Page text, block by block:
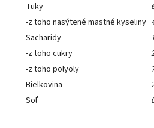
Tuky
-z toho nasýtené mastné kyseliny
Sacharidy
-z toho cukry
-z toho polyoly
Bielkovina
Soľ